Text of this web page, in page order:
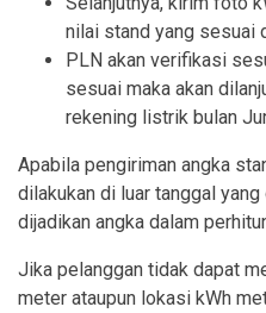
nilai stand yang sesuai
PLN akan verifikasi
sesuai maka akan
rekening listrik bulan
Apabila pengiriman angka
dilakukan di luar tanggal
dijadikan angka dalam
Jika pelanggan tidak dapat
meter ataupun lokasi kWh